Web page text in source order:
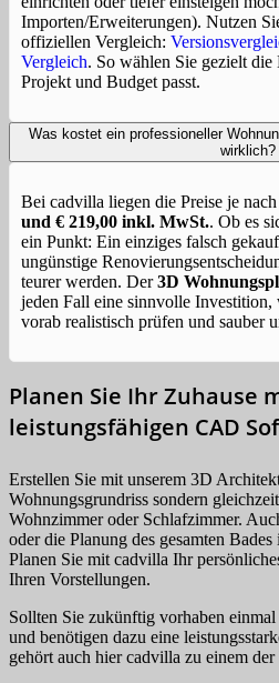
Importen/Erweiterungen). Nutzen
offiziellen Vergleich:
Vergleich. So wählen Sie gezielt
Projekt und Budget passt.
Was kostet ein professioneller
wirklich?
Bei cadvilla liegen die Preise je
und € 219,00 inkl. MwSt.. Ob es
ein Punkt: Ein einziges falsch
ungünstige
teurer werden. Der3D
jeden Fall eine sinnvolle Investition,
vorab realistisch prüfen und sauber
Planen Sie Ihr Zuhause
leistungsfähigen CAD
Erstellen Sie mit unserem 3D
Wohnungsgrundriss sondern
Wohnzimmer oder Schlafzimmer.
oder die Planung des gesamten
Planen Sie mit cadvilla Ihr
Ihren Vorstellungen.
Sollten Sie zukünftig vorhaben
und benötigen dazu eine
gehört auch hier cadvilla zu einem